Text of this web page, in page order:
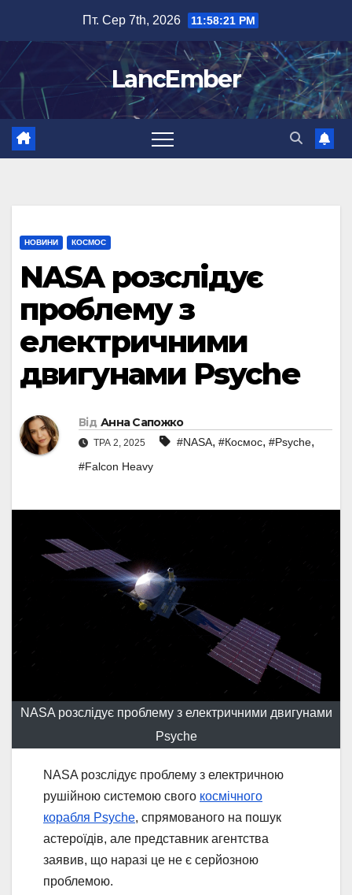
вмісту
Пт. Сер 7th, 2026 11:58:21 PM
LancEmber
НОВИНИ КОСМОС
NASA розслідує
проблему з
електричними
двигунами Psyche
Від Анна Сапожко
ТРА 2, 2025 #NASA, #Космос, #Psyche,
#Falcon Heavy
NASA розслідує проблему з електричними двигунами
Psyche
NASA розслідує проблему з електричною
рушійною системою свого космічного
корабля Psyche, спрямованого на пошук
астероїдів, але представник агентства
заявив, що наразі це не є серйозною
проблемою.